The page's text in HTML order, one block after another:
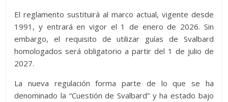
El reglamento sustituirá al marco actual, vigente desde
1991, y entrará en vigor el 1 de enero de 2026. Sin
embargo, el requisito de utilizar guías de Svalbard
homologados será obligatorio a partir del 1 de julio de
2027.
La nueva regulación forma parte de lo que se ha
denominado la “Cuestión de Svalbard” y ha estado bajo